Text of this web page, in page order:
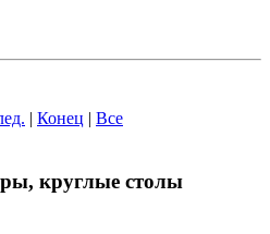
| Конец | Все
круглые столы